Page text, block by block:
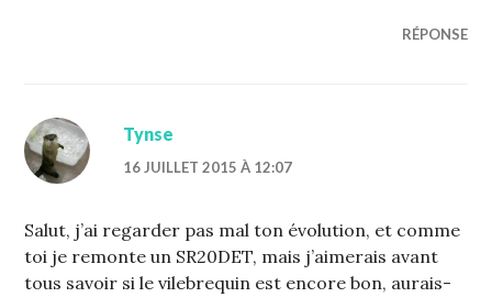
RÉPONSE
Tynse
16 JUILLET 2015 À 12:07
Salut, j’ai regarder pas mal ton évolution, et comme
toi je remonte un SR20DET, mais j’aimerais avant
tous savoir si le vilebrequin est encore bon, aurais-